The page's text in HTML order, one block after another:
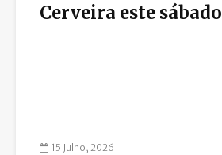
Cerveira este sábado
15 Julho, 2026